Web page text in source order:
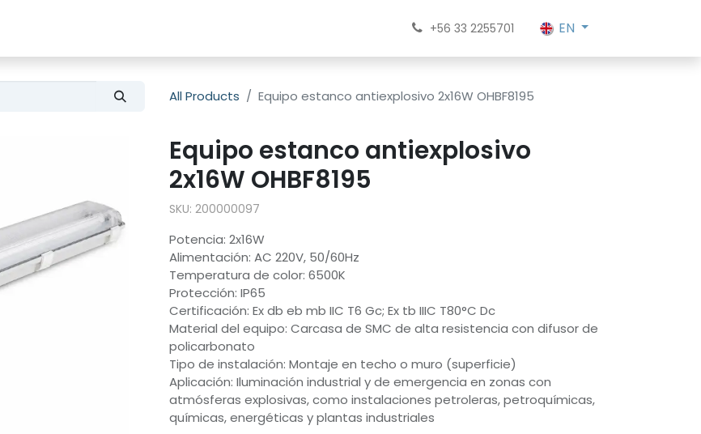
+56 33 2255701 EN
All Products Equipo estanco antiexplosivo 2x16W OHBF8195
Equipo estanco antiexplosivo
2x16W OHBF8195
SKU: 200000097
Potencia: 2x16W
Alimentación: AC 220V, 50/60Hz
Temperatura de color: 6500K
Protección: IP65
Certificación: Ex db eb mb IIC T6 Gc; Ex tb IIIC T80°C Dc
Material del equipo: Carcasa de SMC de alta resistencia con difusor de
policarbonato
Tipo de instalación: Montaje en techo o muro (superficie)
Aplicación: Iluminación industrial y de emergencia en zonas con
atmósferas explosivas, como instalaciones petroleras, petroquímicas,
químicas, energéticas y plantas industriales